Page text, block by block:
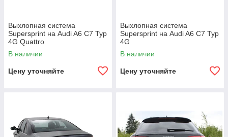
Выхлопная система
Supersprint на Audi A6 C7 Typ
4G Quattro
В наличии
Цену уточняйте
Выхлопная система
Supersprint на Audi A6 C7 Typ
4G
В наличии
Цену уточняйте